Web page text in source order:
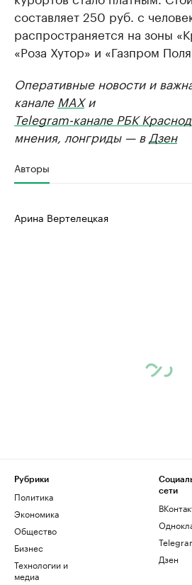
составляет 250 руб. с
распространяется на зоны
«Роза Хутор» и «Газпром
Оперативные новости и
канале MAXи
Telegram-канале РБК
мнения, лонгриды — в Дзен
Авторы
Арина Вертелецкая
Рубрики
Политика
Экономика
Общество
Бизнес
Технологии и
медиа
сети
Дзен